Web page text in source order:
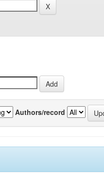
Authors/record